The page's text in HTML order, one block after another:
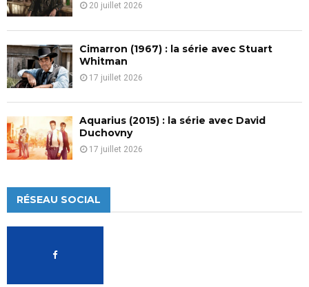
20 juillet 2026
Cimarron (1967) : la série avec Stuart
Whitman
17 juillet 2026
Aquarius (2015) : la série avec David
Duchovny
17 juillet 2026
RÉSEAU SOCIAL